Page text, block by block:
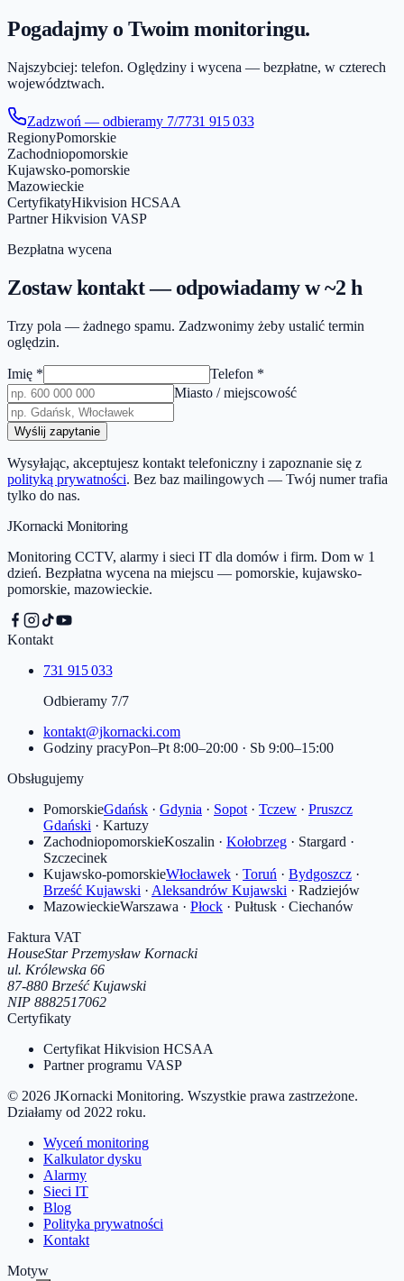
Pogadajmy o Twoim monitoringu.
Najszybciej: telefon. Oględziny i wycena — bezpłatne, w czterech
województwach.
Zadzwoń — odbieramy 7/7731 915 033
RegionyPomorskie
Zachodniopomorskie
Kujawsko-pomorskie
Mazowieckie
CertyfikatyHikvision HCSAA
Partner Hikvision VASP
Bezpłatna wycena
Zostaw kontakt — odpowiadamy w ~2 h
Trzy pola — żadnego spamu. Zadzwonimy żeby ustalić termin
oględzin.
Imię * Telefon *
Miasto / miejscowość
Wyślij zapytanie
Wysyłając, akceptujesz kontakt telefoniczny i zapoznanie się z
polityką prywatności. Bez baz mailingowych — Twój numer trafia
tylko do nas.
JKornacki Monitoring
Monitoring CCTV, alarmy i sieci IT dla domów i firm. Dom w 1
dzień. Bezpłatna wycena na miejscu — pomorskie, kujawsko-
pomorskie, mazowieckie.
Kontakt
731 915 033
Odbieramy 7/7
kontakt@jkornacki.com
Godziny pracyPon–Pt 8:00–20:00 · Sb 9:00–15:00
Obsługujemy
PomorskieGdańsk · Gdynia · Sopot · Tczew · Pruszcz
Gdański · Kartuzy
ZachodniopomorskieKoszalin · Kołobrzeg · Stargard ·
Szczecinek
Kujawsko-pomorskieWłocławek · Toruń · Bydgoszcz ·
Brześć Kujawski · Aleksandrów Kujawski · Radziejów
MazowieckieWarszawa · Płock · Pułtusk · Ciechanów
Faktura VAT
HouseStar Przemysław Kornacki
ul. Królewska 66
87-880 Brześć Kujawski
NIP 8882517062
Certyfikaty
Certyfikat Hikvision HCSAA
Partner programu VASP
© 2026 JKornacki Monitoring. Wszystkie prawa zastrzeżone.
Działamy od 2022 roku.
Wyceń monitoring
Kalkulator dysku
Alarmy
Sieci IT
Blog
Polityka prywatności
Kontakt
Motyw